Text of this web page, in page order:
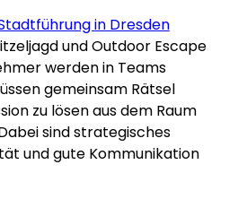
in Dresden
und Outdoor Escape
werden in Teams
gemeinsam Rätsel
zu lösen aus dem Raum
sind strategisches
und gute Kommunikation